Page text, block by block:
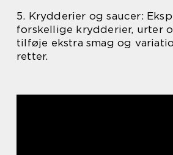
5. Krydderier og saucer:
forskellige krydderier, urter
tilføje ekstra smag og
retter.